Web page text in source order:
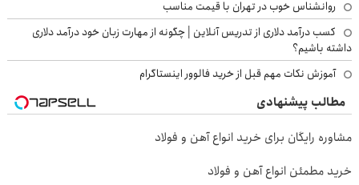
روانشناس خوب در تهران با قیمت مناسب
کسب درآمد دلاری از تدریس آنلاین | چگونه از مهارت زبان خود درآمد دلاری
داشته باشیم؟
آموزش نکات مهم قبل از خرید فالوور اینستاگرام
مطالب پیشنهادی
مشاوره رایگان برای خرید انواع آهن و فولاد
خرید مطمئن انواع آهن و فولاد